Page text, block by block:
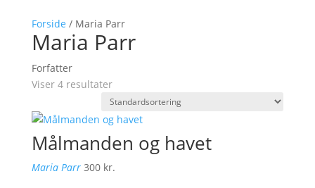
Forside / Maria Parr
Maria Parr
Forfatter
Viser 4 resultater
Målmanden og havet
Maria Parr 300 kr.